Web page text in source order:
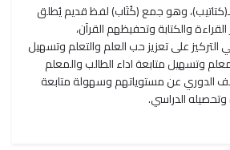
وهو جمع (كُتَاب) لفظ قديم يُطلق
والكتابة وتحفيظهم القرآن،
على تعزيز حب العلم والتعلم وتسهيل
وتسهيل متابعة اداء الطالب والمعلم
الدوري عن مستوياتهم وسهولة متابعة
الدراسي.